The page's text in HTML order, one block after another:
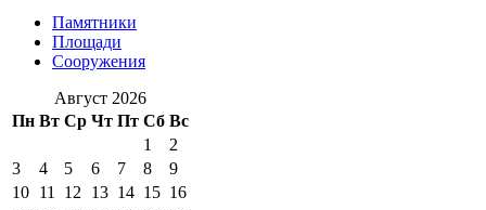
Памятники
Площади
Сооружения
Август 2026
Пн Вт Ср Чт Пт Сб Вс
1
2
3
4 5 6 7 8
9
10 11 12 13 14 15 16